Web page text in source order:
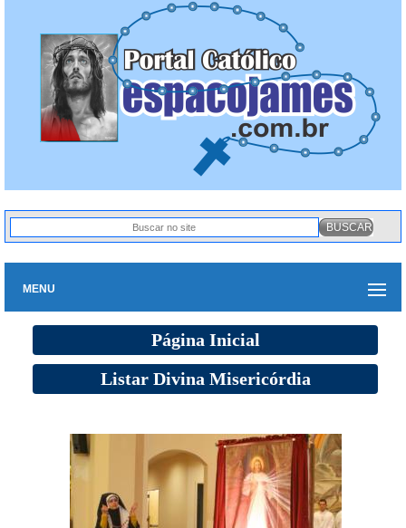
MENU
Página Inicial
Listar Divina Misericórdia